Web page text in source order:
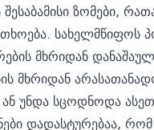
ზომები,
სახელმწიფოს
მხრიდან
მხრიდან
უნდა სცოდნოდა
დადასტურებაა,